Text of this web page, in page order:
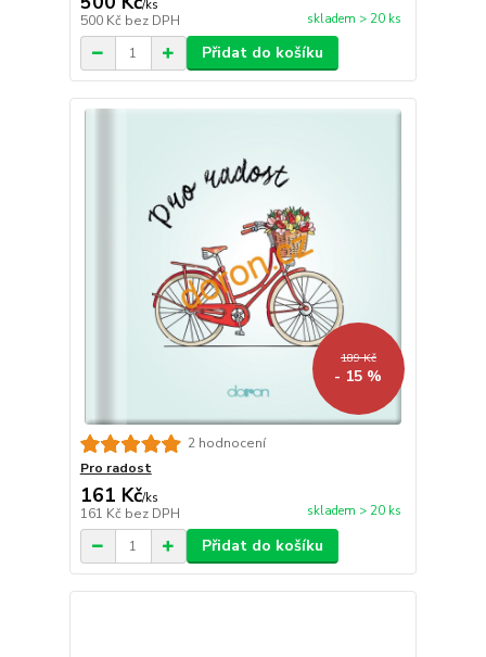
/ks
500 Kč bez DPH skladem > 20 ks
Přidat do košíku
189 Kč
- 15 %
2 hodnocení
Pro radost
161 Kč/ks
161 Kč bez DPH skladem > 20 ks
Přidat do košíku